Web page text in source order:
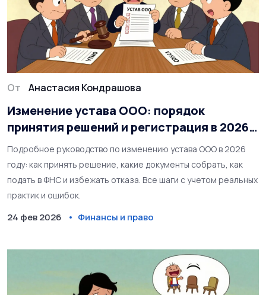
От Анастасия Кондрашова
Изменение устава ООО: порядок
принятия решений и регистрация в 2026
году
Подробное руководство по изменению устава ООО в 2026
году: как принять решение, какие документы собрать, как
подать в ФНС и избежать отказа. Все шаги с учетом реальных
практик и ошибок.
24 фев 2026 Финансы и право